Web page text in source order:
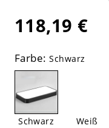
118,19 €
Farbe:Schwarz
Schwarz Weiß